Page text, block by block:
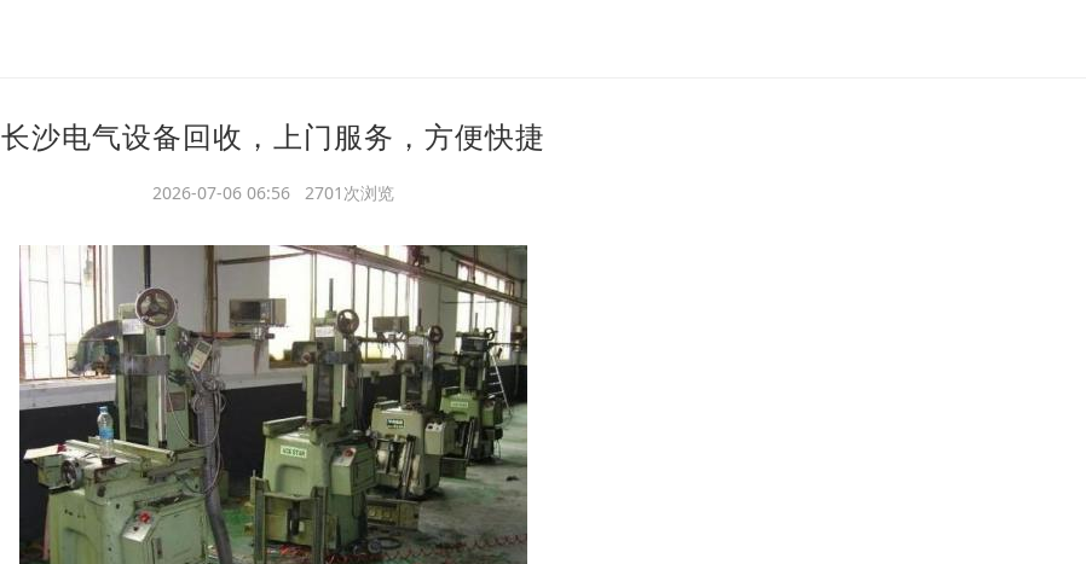
长沙电气设备回收，上门服务，方便快捷
2026-07-06 06:56 2701次浏览